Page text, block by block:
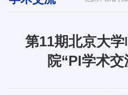
第11期北京大
院“PI学术